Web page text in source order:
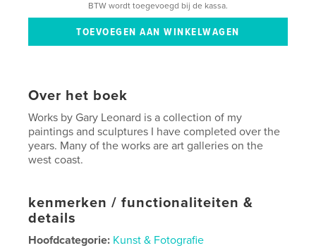
BTW wordt toegevoegd bij de kassa.
Over het boek
Works by Gary Leonard is a collection of my
paintings and sculptures I have completed over the
years. Many of the works are art galleries on the
west coast.
kenmerken / functionaliteiten &
details
Hoofdcategorie: Kunst & Fotografie